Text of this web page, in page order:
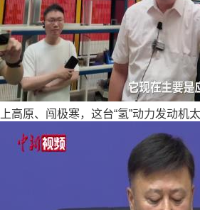
上高原、闯极寒，这台“氢”动力发动机